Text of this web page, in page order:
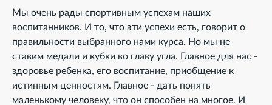
Мы очень рады спортивным успехам наших
воспитанников. И то, что эти успехи есть, говорит о
правильности выбранного нами курса. Но мы не
ставим медали и кубки во главу угла. Главное для нас -
здоровье ребенка, его воспитание, приобщение к
истинным ценностям. Главное - дать понять
маленькому человеку, что он способен на многое. И